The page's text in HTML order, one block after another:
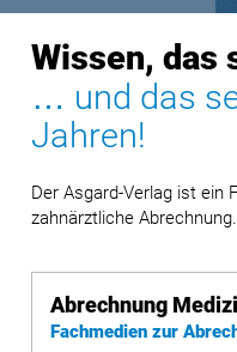
Wissen, das
… und das
Jahren!
Der Asgard-Verlag ist ein
zahnärztliche Abrechnung.
Abrechnung
Fachmedien zur